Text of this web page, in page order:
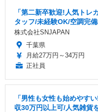
「第二新卒歓迎!人気トレ
タッフ/未経験OK/空調完
株式会社SNJAPAN
千葉県
月給27万円～34万円
正社員
「男性も女性も始めやす
収30万円以上可/人気雑貨